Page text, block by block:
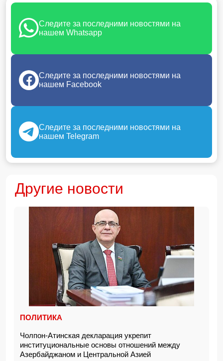
Следите за последними новостями на
нашем Whatsapp
Следите за последними новостями на
нашем Facebook
Следите за последними новостями на
нашем Telegram
Другие новости
ПОЛИТИКА
Чолпон-Атинская декларация укрепит
институциональные основы отношений между
Азербайджаном и Центральной Азией